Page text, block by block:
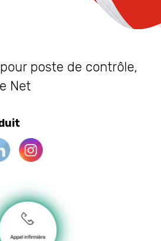
poste de contrôle,
Net